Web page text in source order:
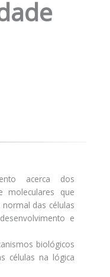
acerca dos
moleculares que
das células
e
biológicos
células na lógica